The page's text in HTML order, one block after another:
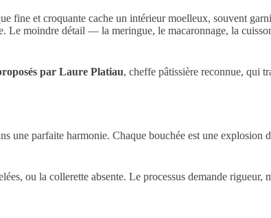
fine et croquante cache un intérieur moelleux, souvent
Le moindre détail — la meringue, le macaronnage, la
par Laure Platiau, cheffe pâtissière reconnue, qui
une parfaite harmonie. Chaque bouchée est une explosion
ou la collerette absente. Le processus demande rigueur,